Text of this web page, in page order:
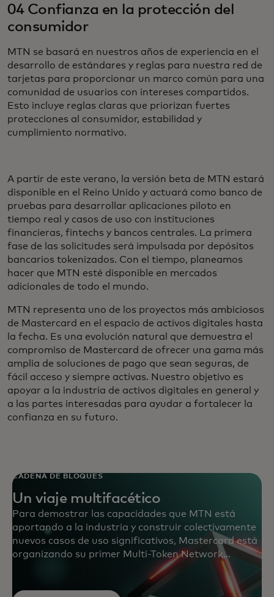
04 Confianza en la protección del
consumidor
MTN se basará en nuestros años de experiencia en el
desarrollo de estándares y reglas para nuestra red de
tarjetas para proporcionar un marco común para una
comunidad de usuarios con intereses compartidos.
Esto incluye reglas claras que priorizan fuertes
protecciones al consumidor, estabilidad y
cumplimiento normativo.
A partir de este verano, la versión beta de MTN estará
disponible en el Reino Unido y actuará como banco de
pruebas para desarrollar aplicaciones piloto en
tiempo real y casos de uso con instituciones
financieras, fintechs y bancos centrales. La primera
fase de las solicitudes será impulsada por depósitos
bancarios tokenizados. Con el tiempo, planeamos
hacer que MTN esté disponible en mercados
adicionales de todo el mundo.
MTN representa uno de los proyectos más ambiciosos
de Mastercard en el espacio de activos digitales hasta
la fecha. Es una evolución natural que demuestra el
compromiso de Mastercard de ofrecer una gama más
amplia de soluciones de pago que sean seguras, de
fácil acceso y siempre activas. Nuestro objetivo es
apoyar a la industria de activos digitales en general y
a las partes interesadas para ayudar a fortalecer la
confianza en su futuro.
CADENA DE BLOQUES
Un viaje multifacético
Para demostrar las capacidades que MTN está
aportando a la industria y construir colectivamente
nuevos casos de uso significativos, Mastercard está
organizando su primer Multi-Token Network
Innovation Sprint en agosto de 2023 en el Reino